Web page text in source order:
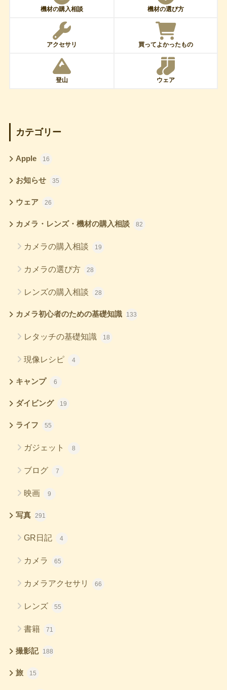
機材の購入相談 機材の選び方
アクセサリ 買ってよかったもの
登山 ウェア
カテゴリー
Apple 16
お知らせ 35
ウェア 26
カメラ・レンズ・機材の購入相談 82
カメラの購入相談 19
カメラの選び方 28
レンズの購入相談 28
カメラ初心者のための基礎知識 133
レタッチの基礎知識 18
現像レシピ 4
キャンプ 6
ダイビング 19
ライフ 55
ガジェット 8
ブログ 7
映画 9
写真 291
GR日記 4
カメラ 65
カメラアクセサリ 66
レンズ 55
書籍 71
撮影記 188
旅 15